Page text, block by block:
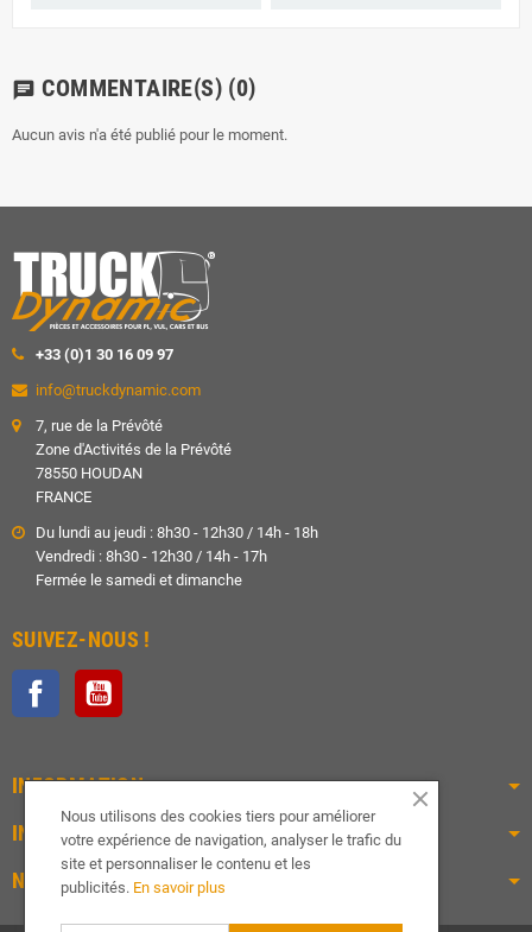
chat COMMENTAIRE(S) (0)
Aucun avis n'a été publié pour le moment.
+33 (0)1 30 16 09 97
info@truckdynamic.com
7, rue de la Prévôté
Zone d'Activités de la Prévôté
78550 HOUDAN
FRANCE
Du lundi au jeudi : 8h30 - 12h30 / 14h - 18h
Vendredi : 8h30 - 12h30 / 14h - 17h
Fermée le samedi et dimanche
SUIVEZ-NOUS !
Facebook
INFORMATION
INFOS PRATIQUES
NOS PRODUITS
Nous utilisons des cookies tiers pour améliorer
votre expérience de navigation, analyser le trafic du
site et personnaliser le contenu et les
publicités. En savoir plus